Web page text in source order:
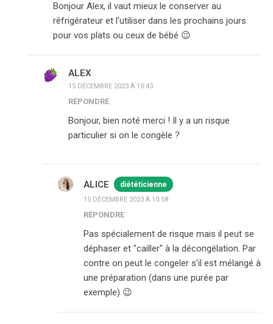
Bonjour Alex, il vaut mieux le conserver au
réfrigérateur et l'utiliser dans les prochains jours
pour vos plats ou ceux de bébé 😉
ALEX
15 DÉCEMBRE 2023 À 10:43
RÉPONDRE
Bonjour, bien noté merci ! Il y a un risque
particulier si on le congèle ?
ALICE diététicienne
15 DÉCEMBRE 2023 À 10:58
RÉPONDRE
Pas spécialement de risque mais il peut se
déphaser et "cailler" à la décongélation. Par
contre on peut le congeler s'il est mélangé à
une préparation (dans une purée par
exemple) 😉